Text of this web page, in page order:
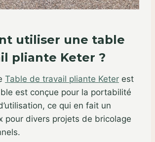
utiliser une table
pliante Keter ?
Table de travail pliante Keter est
est conçue pour la portabilité
ce qui en fait un
pour divers projets de bricolage